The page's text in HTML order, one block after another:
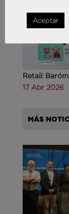
Retail:
17 Abr 2026
MÁS
Aceptar